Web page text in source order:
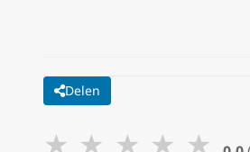
Delen
★ ★ ★ ★ ★